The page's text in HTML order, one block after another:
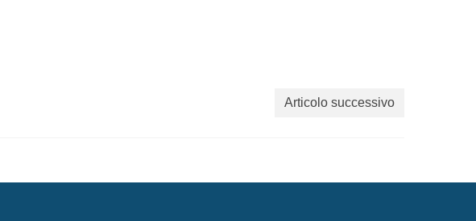
Articolo successivo